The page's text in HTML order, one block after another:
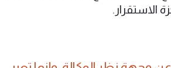
الاستقرار.